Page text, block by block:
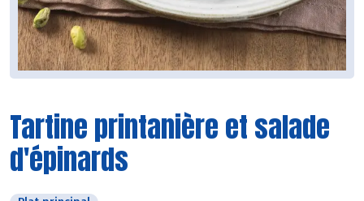
Tartine printanière et salade
d'épinards